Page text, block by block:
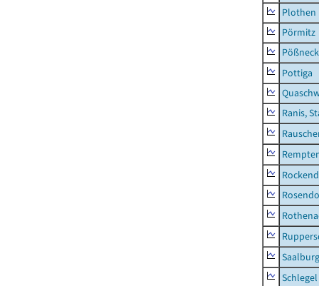
Plothen
Pörmitz
Pottiga
Ranis,
Schlegel